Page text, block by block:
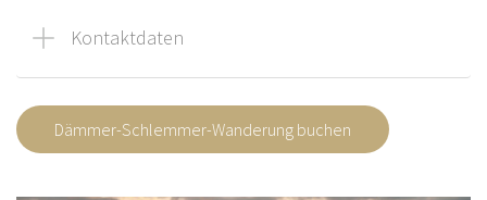
Kontaktdaten
Dämmer-Schlemmer-Wanderung buchen